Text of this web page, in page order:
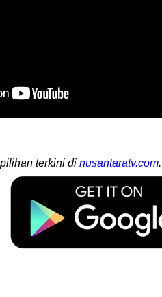
terkini di nusantaratv.com